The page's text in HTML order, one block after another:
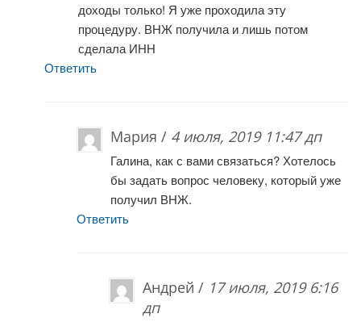
доходы только! Я уже проходила эту
процедуру. ВНЖ получила и лишь потом
сделала ИНН
Ответить
Мария / 4 июля, 2019 11:47 дп
Галина, как с вами связаться? Хотелось
бы задать вопрос человеку, который уже
получил ВНЖ.
Ответить
Андрей / 17 июля, 2019 6:16
дп